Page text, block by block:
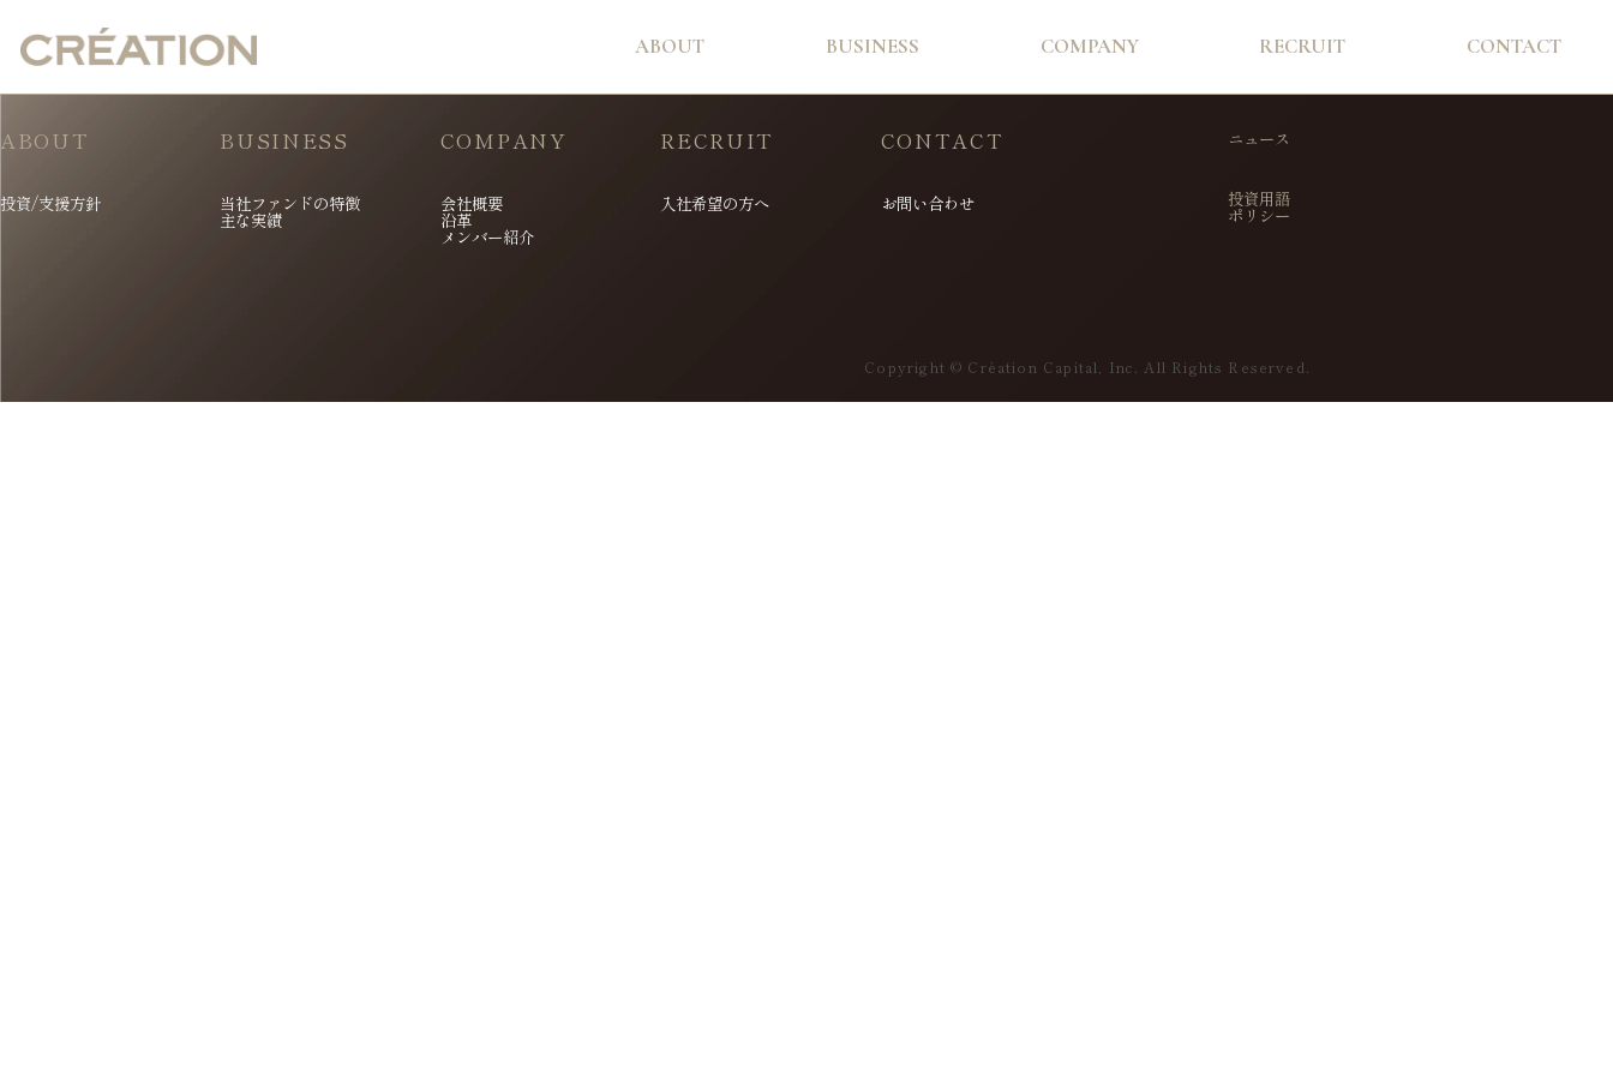
ABOUT BUSINESS COMPANY RECRUIT CONTACT
ABOUT
投資/支援方針
BUSINESS
当社ファンドの特徴
主な実績
COMPANY
会社概要
沿革
メンバー紹介
RECRUIT
入社希望の方へ
CONTACT
お問い合わせ
ニュース
投資用語
ポリシー
Copyright © Création Capital, Inc. All Rights Reserved.